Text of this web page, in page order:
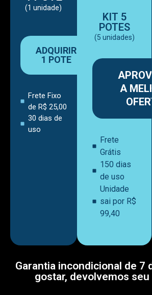
(1 unidade)
ADQUIRIR
1 POTE
Frete Fixo
de R$ 25,00
30 dias de
uso
KIT 5
POTES
(5 unidades)
A
Frete
Grátis
150 dias
de uso
Unidade
sai por R$
99,40
Garantia incondicional de 7
gostar, devolvemos